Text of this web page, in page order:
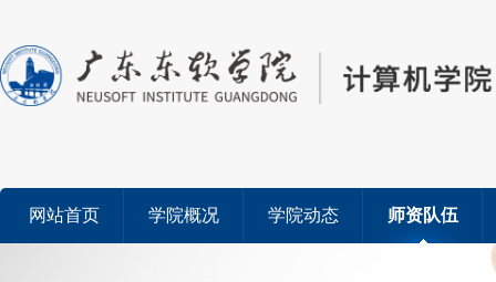
网站首页 学院概况 学院动态 师资队伍